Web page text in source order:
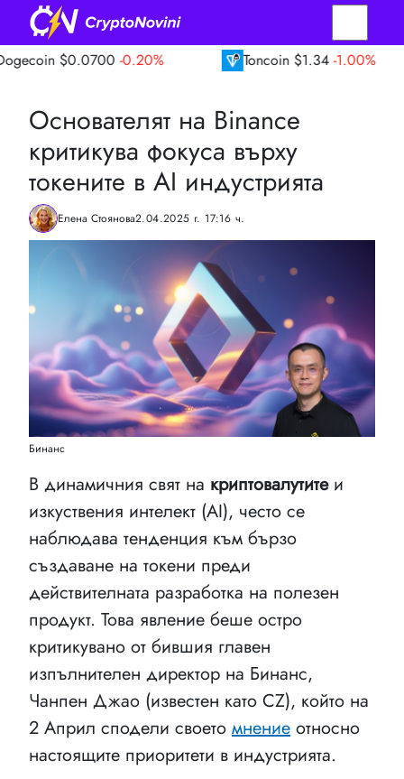
-0.20% $1.34 -1.00%
Основателят на Binance
критикува фокуса върху
токените в AI индустрията
Елена Стоянова2.04.2025 г. 17:16 ч.
Бинанс
В динамичния свят на криптовалутитеи
изкуствения интелект (AI), често се
наблюдава тенденция към бързо
създаване на токени преди
действителната разработка на полезен
продукт. Това явление беше остро
критикувано от бившия главен
изпълнителен директор на Бинанс,
Чанпен Джао (известен като CZ), който на
2 Април сподели своето мнение относно
настоящите приоритети в индустрията.